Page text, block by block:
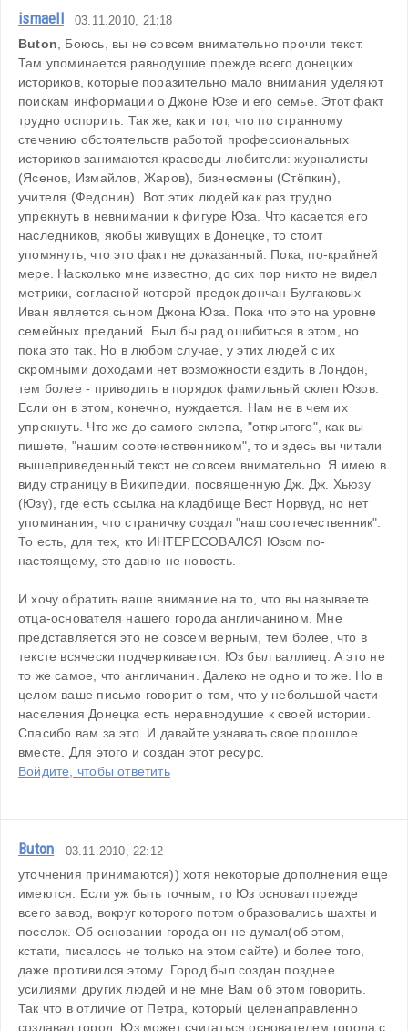
ismaell 03.11.2010, 21:18
Buton, Боюсь, вы не совсем внимательно прочли текст.
Там упоминается равнодушие прежде всего донецких
историков, которые поразительно мало внимания уделяют
поискам информации о Джоне Юзе и его семье. Этот факт
трудно оспорить. Так же, как и тот, что по странному
стечению обстоятельств работой профессиональных
историков занимаются краеведы-любители: журналисты
(Ясенов, Измайлов, Жаров), бизнесмены (Стёпкин),
учителя (Федонин). Вот этих людей как раз трудно
упрекнуть в невнимании к фигуре Юза. Что касается его
наследников, якобы живущих в Донецке, то стоит
упомянуть, что это факт не доказанный. Пока, по-крайней
мере. Насколько мне известно, до сих пор никто не видел
метрики, согласной которой предок дончан Булгаковых
Иван является сыном Джона Юза. Пока что это на уровне
семейных преданий. Был бы рад ошибиться в этом, но
пока это так. Но в любом случае, у этих людей с их
скромными доходами нет возможности ездить в Лондон,
тем более - приводить в порядок фамильный склеп Юзов.
Если он в этом, конечно, нуждается. Нам не в чем их
упрекнуть. Что же до самого склепа, "открытого", как вы
пишете, "нашим соотечественником", то и здесь вы читали
вышеприведенный текст не совсем внимательно. Я имею в
виду страницу в Википедии, посвященную Дж. Дж. Хьюзу
(Юзу), где есть ссылка на кладбище Вест Норвуд, но нет
упоминания, что страничку создал "наш соотечественник".
То есть, для тех, кто ИНТЕРЕСОВАЛСЯ Юзом по-
настоящему, это давно не новость.
И хочу обратить ваше внимание на то, что вы называете
отца-основателя нашего города англичанином. Мне
представляется это не совсем верным, тем более, что в
тексте всячески подчеркивается: Юз был валлиец. А это не
то же самое, что англичанин. Далеко не одно и то же. Но в
целом ваше письмо говорит о том, что у небольшой части
населения Донецка есть неравнодушие к своей истории.
Спасибо вам за это. И давайте узнавать свое прошлое
вместе. Для этого и создан этот ресурс.
Войдите, чтобы ответить
Buton 03.11.2010, 22:12
уточнения принимаются)) хотя некоторые дополнения еще
имеются. Если уж быть точным, то Юз основал прежде
всего завод, вокруг которого потом образовались шахты и
поселок. Об основании города он не думал(об этом,
кстати, писалось не только на этом сайте) и более того,
даже противился этому. Город был создан позднее
усилиями других людей и не мне Вам об этом говорить.
Так что в отличие от Петра, который целенаправленно
создавал город, Юз может считаться основателем города с